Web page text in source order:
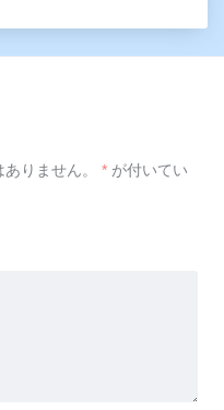
りません。 * が付いてい